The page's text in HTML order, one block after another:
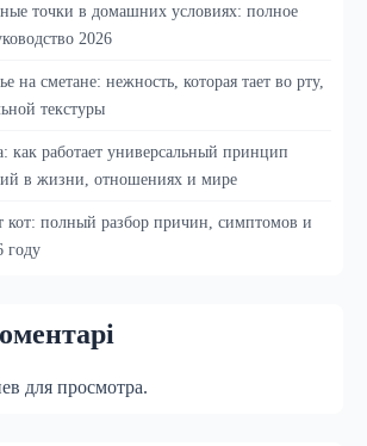
точки в домашних условиях: полное
2026
на сметане: нежность, которая тает во рту,
текстуры
как работает универсальный принцип
в жизни, отношениях и мире
кот: полный разбор причин, симптомов и
году
для просмотра.